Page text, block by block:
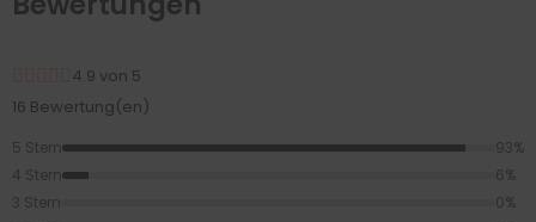
4.9 von 5
16 Bewertung(en)
5 Stern
93%
4 Stern
6%
3 Stern
0%